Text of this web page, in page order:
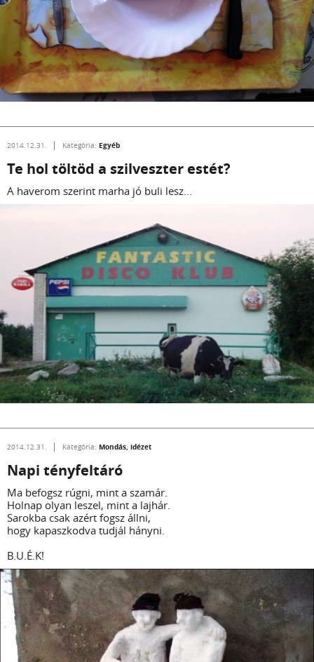
2014.12.31. Kategória: Egyéb
Te hol töltöd a szilveszter estét?
A haverom szerint marha jó buli lesz...
2014.12.31. Kategória: Mondás, idézet
Napi tényfeltáró
Ma befogsz rúgni, mint a szamár.
Holnap olyan leszel, mint a lajhár.
Sarokba csak azért fogsz állni,
hogy kapaszkodva tudjál hányni.
B.U.É.K!